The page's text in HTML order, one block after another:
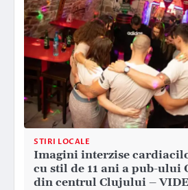
STIRI LOCALE
Imagini interzise
cu stil de 11 ani a pub-ului
din centrul Clujului –